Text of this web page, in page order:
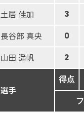
土居 佳加 3
長谷部 真央 0
山田 遥帆 2
選手
得点